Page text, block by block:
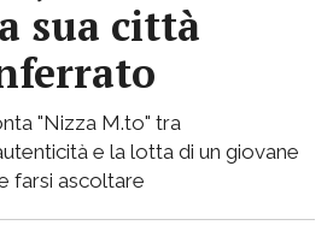
sua città
"Nizza M.to" tra
e la lotta di un giovane
farsi ascoltare